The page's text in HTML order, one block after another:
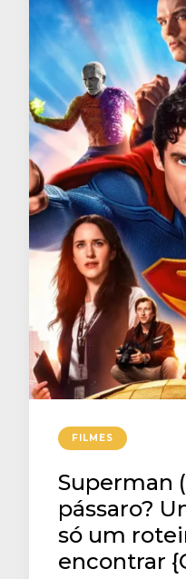
FILMES
Superman
pássaro?
só um
encontrar